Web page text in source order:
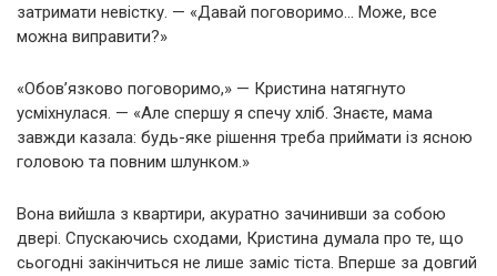
затримати невістку. — «Давай поговоримо… Може, все
можна виправити?»
«Обов’язково поговоримо,» — Кристина натягнуто
усміхнулася. — «Але спершу я спечу хліб. Знаєте, мама
завжди казала: будь-яке рішення треба приймати із ясною
головою та повним шлунком.»
Вона вийшла з квартири, акуратно зачинивши за собою
двері. Спускаючись сходами, Кристина думала про те, що
сьогодні закінчиться не лише заміс тіста. Вперше за довгий